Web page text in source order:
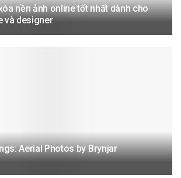
nền ảnh online tốt nhất dành cho
và designer
Aerial Photos by Brynjar